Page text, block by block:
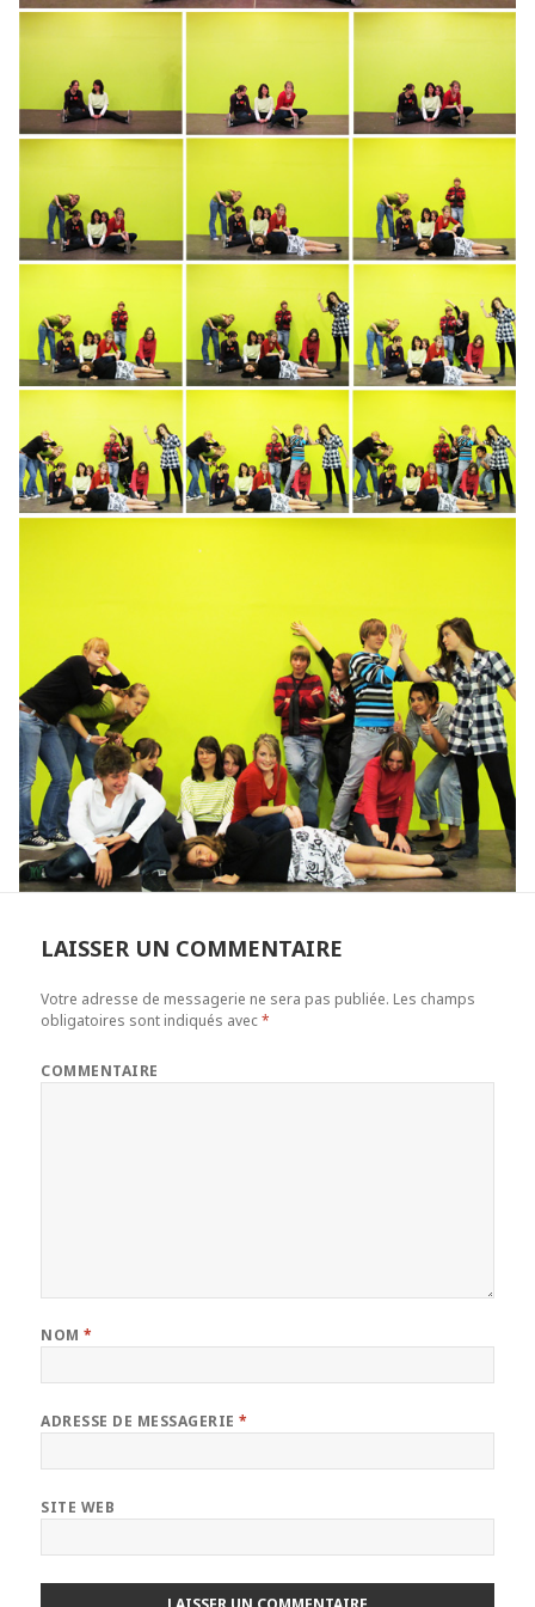
LAISSER UN COMMENTAIRE
Votre adresse de messagerie ne sera pas publiée. Les champs
obligatoires sont indiqués avec*
COMMENTAIRE
NOM*
ADRESSE DE MESSAGERIE*
SITE WEB